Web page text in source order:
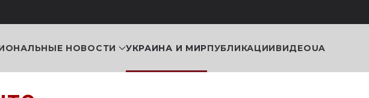
НОВОСТИ УКРАИНА И МИРПУБЛИКАЦИИВИДЕОUA